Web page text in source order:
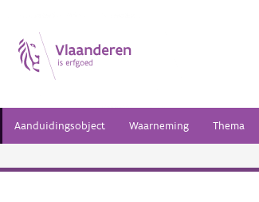
Aanduidingsobject Waarneming Thema